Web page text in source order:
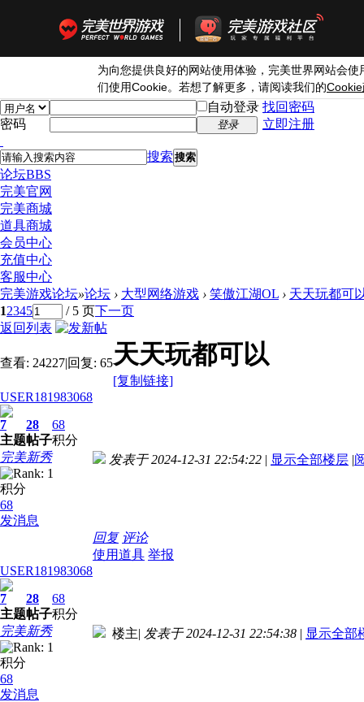
为向您提供良好的网站使用体验，完美世界网站会使
们使用Cookie。若想了解更多，请阅读我们的Cookie
自动登录 找回密码
密码
登录 立即注册
搜索 搜索
论坛BBS
完美官网
完美商城
道具商城
会员中心
充值中心
客服中心
完美游戏论坛»论坛 › 大型网络游戏 › 笑傲江湖OL › 天天玩都可
12345 / 5 页下一页
返回列表
查看: 24227|回复: 65天天玩都可以
[复制链接]
USER181983068
7
主题
28
帖子
68
积分
完美新秀
积分
68
发消息
发表于 2024-12-31 22:54:22 | 显示全部楼层 |
回复 评论
使用道具 举报
USER181983068
7
主题
28
帖子
68
积分
完美新秀
积分
68
发消息
楼主| 发表于 2024-12-31 22:54:38 | 显示全部